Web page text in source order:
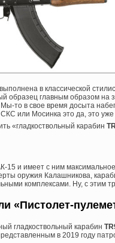
в классической
образец главным образом на
то в свое время досыта
или Мосинка это да, это уже
«гладкоствольный карабин
15 и имеет с ним
оружия Калашникова,
комплексами. Ну, с этим
«Пистолет-
гладкоствольный карабин
в 2019 году